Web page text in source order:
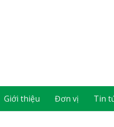
Giới thiệu Đơn vị Tin